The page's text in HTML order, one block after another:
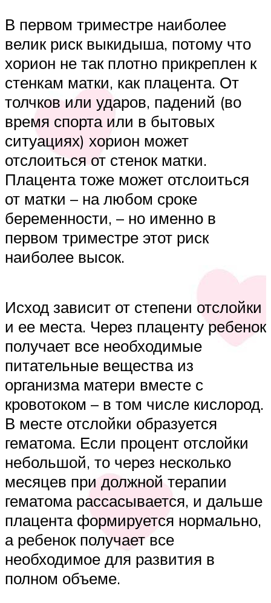
В первом триместре наиболее
велик риск выкидыша, потому что
хорион не так плотно прикреплен к
стенкам матки, как плацента. От
толчков или ударов, падений (во
время спорта или в бытовых
ситуациях) хорион может
отслоиться от стенок матки.
Плацента тоже может отслоиться
от матки – на любом сроке
беременности, – но именно в
первом триместре этот риск
наиболее высок.
Исход зависит от степени отслойки
и ее места. Через плаценту ребенок
получает все необходимые
питательные вещества из
организма матери вместе с
кровотоком – в том числе кислород.
В месте отслойки образуется
гематома. Если процент отслойки
небольшой, то через несколько
месяцев при должной терапии
гематома рассасывается, и дальше
плацента формируется нормально,
а ребенок получает все
необходимое для развития в
полном объеме.